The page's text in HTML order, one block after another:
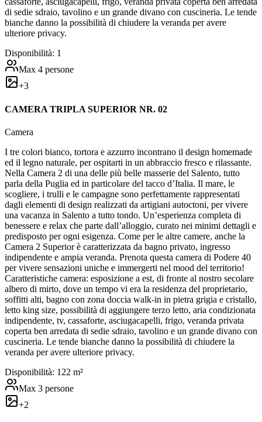
di sedie sdraio, tavolino e un grande divano con cuscineria. Le tende
bianche danno la possibilità di chiudere la veranda per avere
ulteriore privacy.
Disponibilità: 1
Max 4 persone
+3
CAMERA TRIPLA SUPERIOR NR. 02
Camera
I tre colori bianco, tortora e azzurro incontrano il design homemade
ed il legno naturale, per ospitarti in un abbraccio fresco e rilassante.
Nella Camera 2 di una delle più belle masserie del Salento, tutto
parla della Puglia ed in particolare del tacco d’Italia. Il mare, le
scogliere, i trulli e le campagne sono perfettamente rappresentati
dagli elementi di design realizzati da artigiani autoctoni, per vivere
una vacanza in Salento a tutto tondo. Un’esperienza completa di
benessere e relax che parte dall’alloggio, curato nei minimi dettagli e
predisposto per ogni esigenza. Come per le altre camere, anche la
Camera 2 Superior è caratterizzata da bagno privato, ingresso
indipendente e ampia veranda. Prenota questa camera di Podere 40
per vivere sensazioni uniche e immergerti nel mood del territorio!
Caratteristiche camera: esposizione a est, di fronte al nostro secolare
albero di mirto, dove un tempo vi era la residenza del proprietario,
soffitti alti, bagno con zona doccia walk-in in pietra grigia e cristallo,
letto king size, possibilità di aggiungere terzo letto, aria condizionata
indipendente, tv, cassaforte, asciugacapelli, frigo, veranda privata
coperta ben arredata di sedie sdraio, tavolino e un grande divano con
cuscineria. Le tende bianche danno la possibilità di chiudere la
veranda per avere ulteriore privacy.
Disponibilità: 1 22 m²
Max 3 persone
+2